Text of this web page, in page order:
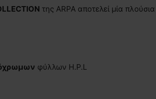
της ARPA αποτελεί μία
φύλλων H.P.L